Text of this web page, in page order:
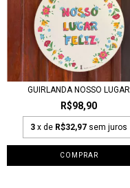
GUIRLANDA NOSSO LUGAR
R$98,90
3 x de R$32,97 sem juros